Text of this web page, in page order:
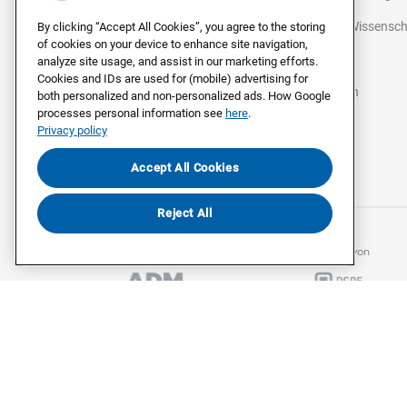
Politik &
Strategie
Agenturen
Civey
Mitglied von
By clicking “Accept All Cookies”, you agree to the storing
of cookies on your device to enhance site navigation,
analyze site usage, and assist in our marketing efforts.
Cookies and IDs are used for (mobile) advertising for
both personalized and non-personalized ads. How Google
processes personal information see here.
Privacy policy
Accept All Cookies
Reject All